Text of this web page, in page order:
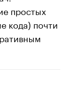
простых
кода) почти